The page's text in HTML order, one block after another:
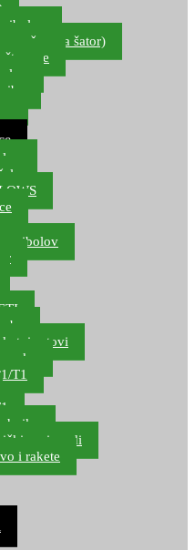
ručne, za šator)
štapove
ribolov
setovi
T1
proizvodi
i rakete